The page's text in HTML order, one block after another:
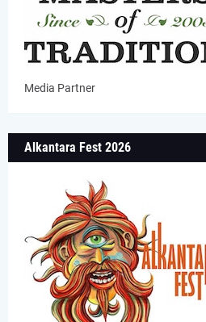
Media Partner
Alkantara Fest 2026